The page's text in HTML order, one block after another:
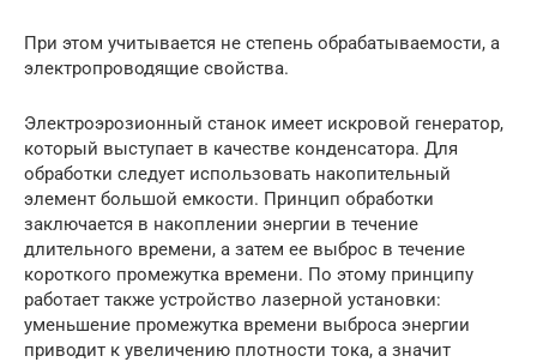
При этом учитывается не степень обрабатываемости, а
электропроводящие свойства.
Электроэрозионный станок имеет искровой генератор,
который выступает в качестве конденсатора. Для
обработки следует использовать накопительный
элемент большой емкости. Принцип обработки
заключается в накоплении энергии в течение
длительного времени, а затем ее выброс в течение
короткого промежутка времени. По этому принципу
работает также устройство лазерной установки:
уменьшение промежутка времени выброса энергии
приводит к увеличению плотности тока, а значит